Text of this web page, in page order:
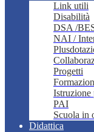
Link utili
Disabilità
DSA /
NAI /
Progetti
Istruzione
PAI
Scuola in
Didattica